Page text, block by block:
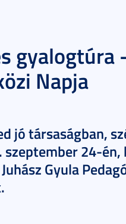
gyalogtúra
Napja
jó társaságban,
24-
Gyula